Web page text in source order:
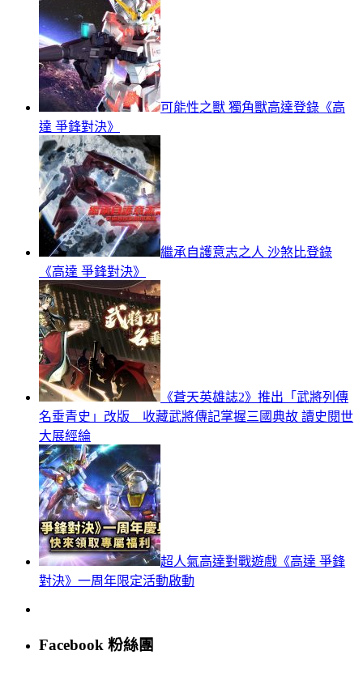
可能性之獸 獨角獸高達登錄《高
達 爭鋒對決》
繼承自護意志之人 沙煞比登錄
《高達 爭鋒對決》
《蒼天英雄誌2》推出「武將列傳
名垂青史」改版 收藏武將傳記掌握三國典故 讀史閱世
大展經綸
超人氣高達對戰遊戲《高達 爭鋒
對決》一周年限定活動啟動
Facebook 粉絲團